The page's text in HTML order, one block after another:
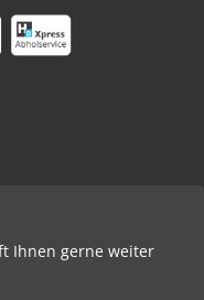
Ihnen gerne weiter